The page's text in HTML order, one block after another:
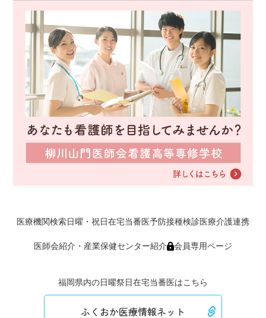
医療機関検索日曜・祝日在宅当番医予防接種検診医療介護連携
医師会紹介・産業保健センター紹介 会員専用ページ
福岡県内の日曜祭日在宅当番医はこちら
ふくおか医療情報ネット